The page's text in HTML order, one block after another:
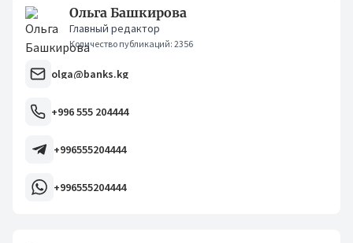
Ольга Башкирова
Главный редактор
Количество публикаций: 2356
olga@banks.kg
+996 555 204444
+996555204444
+996555204444